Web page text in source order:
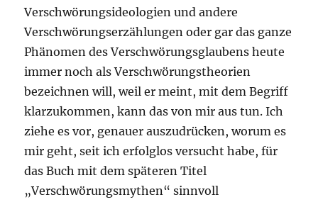
Verschwörungsideologien und andere
Verschwörungserzählungen oder gar das ganze
Phänomen des Verschwörungsglaubens heute
immer noch als Verschwörungstheorien
bezeichnen will, weil er meint, mit dem Begriff
klarzukommen, kann das von mir aus tun. Ich
ziehe es vor, genauer auszudrücken, worum es
mir geht, seit ich erfolglos versucht habe, für
das Buch mit dem späteren Titel
„Verschwörungsmythen“ sinnvoll